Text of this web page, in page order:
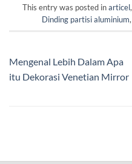
This entry was posted inarticel,
Dinding partisi aluminium,
Mengenal Lebih Dalam Apa
itu Dekorasi Venetian Mirror